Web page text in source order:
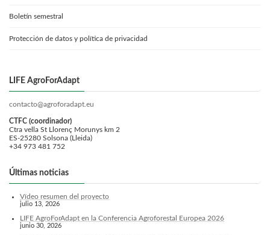
Boletín semestral
Protección de datos y política de privacidad
LIFE AgroForAdapt
contacto@agroforadapt.eu
CTFC (coordinador)
Ctra vella St Llorenç Morunys km 2
ES-25280 Solsona (Lleida)
+34 973 481 752
Últimas noticias
Vídeo resumen del proyecto
julio 13, 2026
LIFE AgroForAdapt en la Conferencia Agroforestal Europea 2026
junio 30, 2026